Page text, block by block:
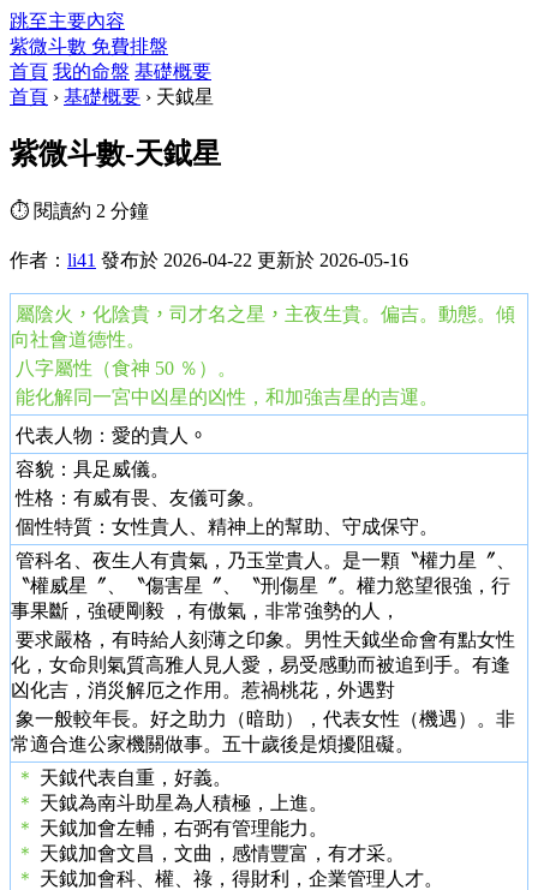
跳至主要內容
紫微斗數 免費排盤
首頁 我的命盤 基礎概要
首頁 › 基礎概要 › 天鉞星
紫微斗數-天鉞星
⏱ 閱讀約 2 分鐘
作者： li41 發布於 2026-04-22 更新於 2026-05-16
屬陰火 ， 化陰貴 ， 司才名之星 ， 主夜生貴。偏吉。動態。傾
向社會道德性。
八字屬性（食神 50 ％）。
能化解同一宮中凶星的凶性，和加強吉星的吉運。
代表人物：愛的貴人 。
容貌：具足威儀。
性格：有威有畏、友儀可象。
個性特質：女性貴人、精神上的幫助、守成保守。
管科名、夜生人有貴氣，乃玉堂貴人。是一顆〝權力星〞、
〝權威星〞、〝傷害星〞、〝刑傷星〞。權力慾望很強，行
事果斷，強硬剛毅 ，有傲氣，非常強勢的人，
要求嚴格，有時給人刻薄之印象。男性天鉞坐命會有點女性
化，女命則氣質高雅人見人愛，易受感動而被追到手。有逢
凶化吉，消災解厄之作用。惹禍桃花，外遇對
象一般較年長。好之助力（暗助），代表女性（機遇）。非
常適合進公家機關做事。五十歲後是煩擾阻礙。
＊ 天鉞代表自重，好義。
＊ 天鉞為南斗助星為人積極，上進。
＊ 天鉞加會左輔，右弼有管理能力。
＊ 天鉞加會文昌，文曲，感情豐富，有才采。
＊ 天鉞加會科、權、祿，得財利，企業管理人才。